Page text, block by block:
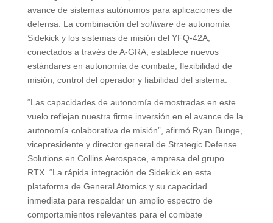
avance de sistemas autónomos para aplicaciones de
defensa. La combinación del software de autonomía
Sidekick y los sistemas de misión del YFQ-42A,
conectados a través de A-GRA, establece nuevos
estándares en autonomía de combate, flexibilidad de
misión, control del operador y fiabilidad del sistema.
“Las capacidades de autonomía demostradas en este
vuelo reflejan nuestra firme inversión en el avance de la
autonomía colaborativa de misión”, afirmó Ryan Bunge,
vicepresidente y director general de Strategic Defense
Solutions en Collins Aerospace, empresa del grupo
RTX. “La rápida integración de Sidekick en esta
plataforma de General Atomics y su capacidad
inmediata para respaldar un amplio espectro de
comportamientos relevantes para el combate